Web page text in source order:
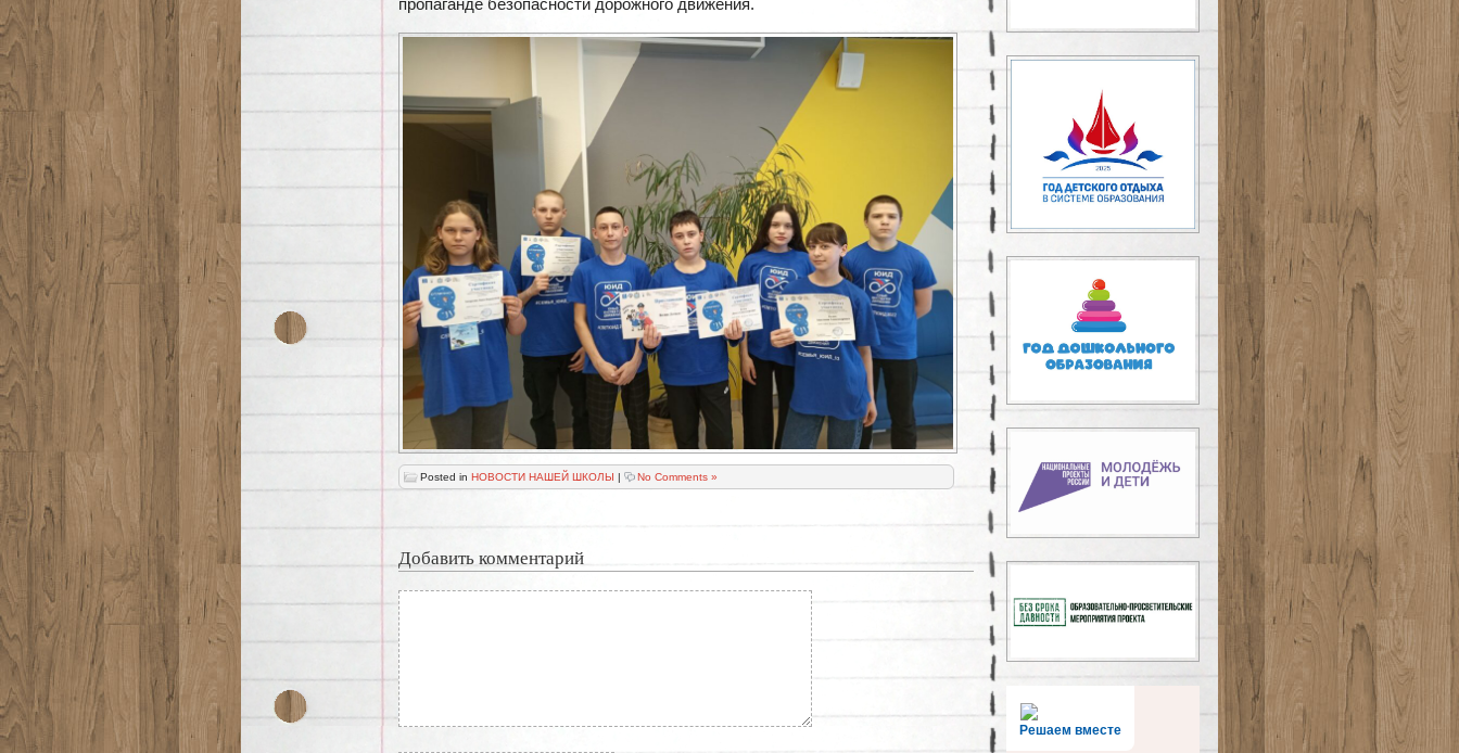
Posted in НОВОСТИ НАШЕЙ ШКОЛЫ | No Comments »
Добавить комментарий
Решаем вместе